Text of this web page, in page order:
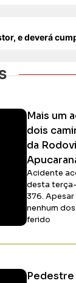
e deverá
Mais um
dois
da
Acidente
desta
376.
nenhum
ferido